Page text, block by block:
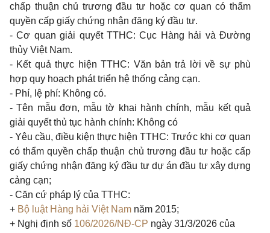
chấp thuận chủ trương đầu tư hoặc cơ quan có thẩm
quyền cấp giấy chứng nhận đăng ký đầu tư.
- Cơ quan giải quyết TTHC: Cục Hàng hải và Đường
thủy Việt Nam.
- Kết quả thực hiện TTHC: Văn bản trả lời về sự phù
hợp quy hoạch phát triển hệ thống cảng cạn.
- Phí, lệ phí: Không có.
- Tên mẫu đơn, mẫu tờ khai hành chính, mẫu kết quả
giải quyết thủ tục hành chính: Không có
- Yêu cầu, điều kiện thực hiện TTHC: Trước khi cơ quan
có thẩm quyền chấp thuận chủ trương đầu tư hoặc cấp
giấy chứng nhận đăng ký đầu tư dự án đầu tư xây dựng
cảng cạn;
- Căn cứ pháp lý của TTHC:
+ Bộ luật Hàng hải Việt Nam năm 2015;
+ Nghị định số 106/2026/NĐ-CP ngày 31/3/2026 của